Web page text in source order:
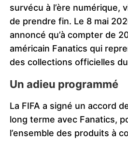
survécu à l’ère numérique,
de prendre fin. Le 8 mai
annoncé qu’à compter de
américain Fanatics qui
des collections officielles
Un adieu programmé
La FIFA a signé un accord
long terme avec Fanatics,
l’ensemble des produits à